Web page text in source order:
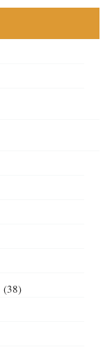
(38)